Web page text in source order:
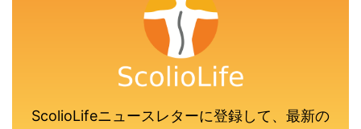
ScolioLifeニュースレターに登録して、最新の